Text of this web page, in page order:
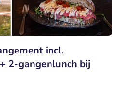
incl.
2-gangenlunch bij